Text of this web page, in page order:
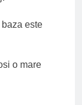
este
o mare